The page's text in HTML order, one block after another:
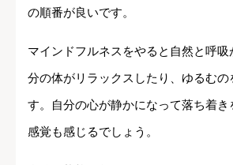
の順番が良いです。
マインドフルネスをやると自然と呼吸
分の体がリラックスしたり、ゆるむの
す。自分の心が静かになって落ち着き
感覚も感じるでしょう。